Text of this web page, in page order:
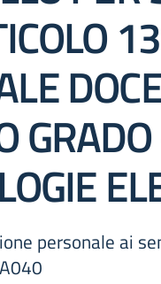
personale ai